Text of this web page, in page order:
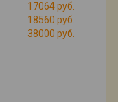
17064 руб.
18560 руб.
38000 руб.